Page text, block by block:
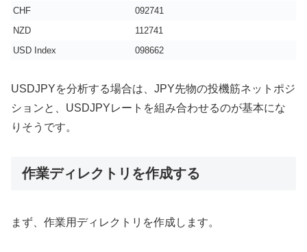
CHF
092741
NZD
112741
USD Index
098662
USDJPYを分析する場合は、JPY先物の投機筋ネットポジ
ションと、USDJPYレートを組み合わせるのが基本にな
りそうです。
作業ディレクトリを作成する
まず、作業用ディレクトリを作成します。